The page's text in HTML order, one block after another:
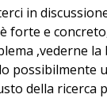
in
forte e
,vederne
della ricerca